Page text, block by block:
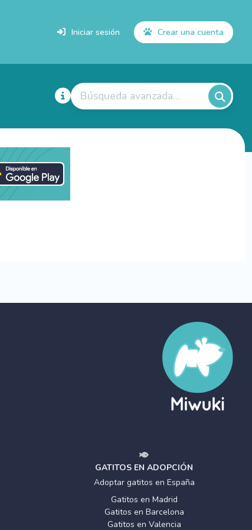
Iniciar sesión Crear una cuenta
Búsqueda avanzada...
GATITOS EN ADOPCIÓN
Adoptar gatitos en España
Gatitos en Madrid
Gatitos en Barcelona
Gatitos en Valencia